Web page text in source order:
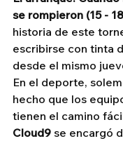
se rompieron (15 -
historia de este
escribirse con tinta
desde el mismo
En el deporte,
hecho que los
tienen el camino
Cloud9 se encargó